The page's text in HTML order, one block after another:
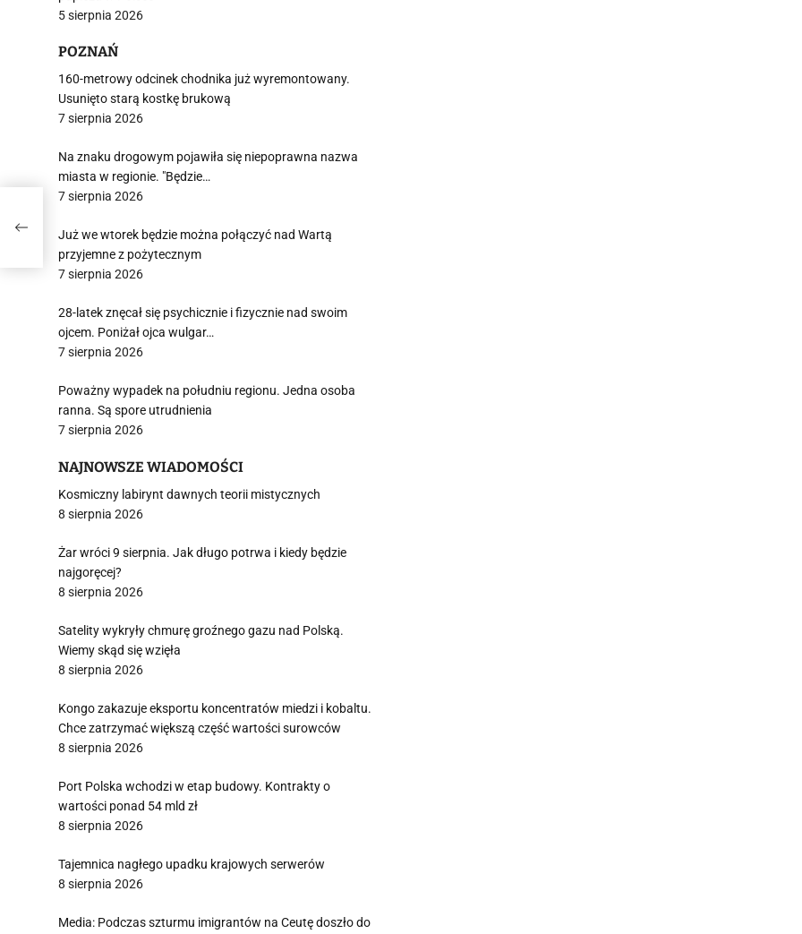
5 sierpnia 2026
POZNAŃ
160-metrowy odcinek chodnika już wyremontowany.
Usunięto starą kostkę brukową
7 sierpnia 2026
Na znaku drogowym pojawiła się niepoprawna nazwa
miasta w regionie. "Będzie…
7 sierpnia 2026
Już we wtorek będzie można połączyć nad Wartą
przyjemne z pożytecznym
7 sierpnia 2026
28-latek znęcał się psychicznie i fizycznie nad swoim
ojcem. Poniżał ojca wulgar…
7 sierpnia 2026
Poważny wypadek na południu regionu. Jedna osoba
ranna. Są spore utrudnienia
7 sierpnia 2026
NAJNOWSZE WIADOMOŚCI
Kosmiczny labirynt dawnych teorii mistycznych
8 sierpnia 2026
Żar wróci 9 sierpnia. Jak długo potrwa i kiedy będzie
najgoręcej?
8 sierpnia 2026
Satelity wykryły chmurę groźnego gazu nad Polską.
Wiemy skąd się wzięła
8 sierpnia 2026
Kongo zakazuje eksportu koncentratów miedzi i kobaltu.
Chce zatrzymać większą część wartości surowców
8 sierpnia 2026
Port Polska wchodzi w etap budowy. Kontrakty o
wartości ponad 54 mld zł
8 sierpnia 2026
Tajemnica nagłego upadku krajowych serwerów
8 sierpnia 2026
Media: Podczas szturmu imigrantów na Ceutę doszło do